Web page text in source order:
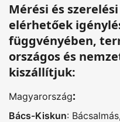
Mérési és
elérhetőek
függvényében,
országos és
kiszállítjuk:
Magyarország:
Bács-Kiskun: Bácsalmás,